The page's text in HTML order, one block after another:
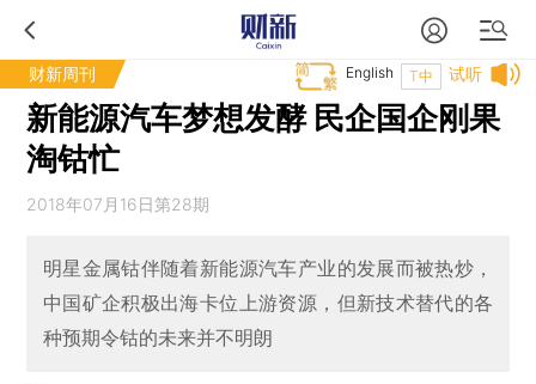
财新周刊 试听
T中
English
新能源汽车梦想发酵 民企国企刚果
淘钴忙
2018年07月16日第28期
明星金属钴伴随着新能源汽车产业的发展而被热炒，
中国矿企积极出海卡位上游资源，但新技术替代的各
种预期令钴的未来并不明朗